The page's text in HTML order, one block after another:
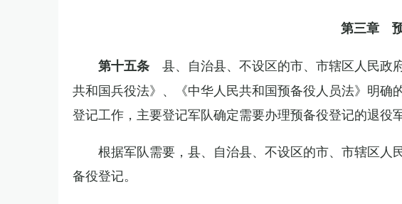
第三章
第十五条 县、自治县、不设区的市、市辖区人民政
共和国兵役法》、《中华人民共和国预备役人员法》明
登记工作，主要登记军队确定需要办理预备役登记的退役
根据军队需要，县、自治县、不设区的市、市辖区
备役登记。